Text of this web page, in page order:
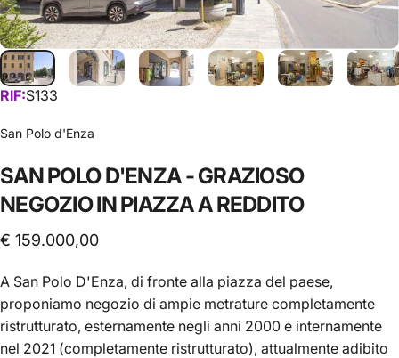
RIF:S133
San Polo d'Enza
SANPOLOD'ENZA-GRAZIOSO
NEGOZIOINPIAZZAAREDDITO
€ 159.000,00
A San Polo D'Enza, di fronte alla piazza del paese,
proponiamo negozio di ampie metrature completamente
ristrutturato, esternamente negli anni 2000 e internamente
nel 2021 (completamente ristrutturato), attualmente adibito